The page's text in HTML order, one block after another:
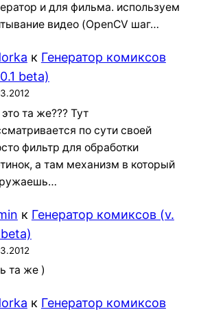
и для фильма. используем
видео (OpenCV шаг…
к Генератор комиксов
beta)
это та же??? Тут
по сути своей
фильтр для обработки
а там механизм в который
к Генератор комиксов (v.
beta)
та же )
к Генератор комиксов